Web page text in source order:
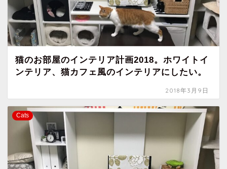
猫のお部屋のインテリア計画2018。ホワイトイ
ンテリア、猫カフェ風のインテリアにしたい。
2018年3月9日
Cats